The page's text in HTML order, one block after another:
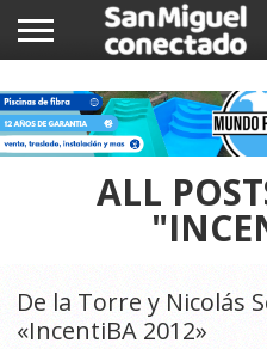
NOTICIAS
COMUNIDAD
COMERCIOS
ALL
De la Torre y Nicolás
«IncentiBA 2012»